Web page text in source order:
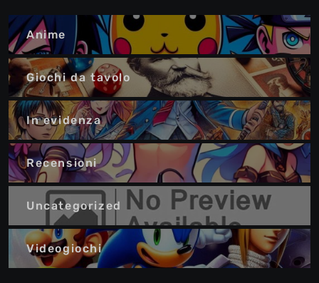
Anime
Giochi da tavolo
In evidenza
Recensioni
Uncategorized
Videogiochi